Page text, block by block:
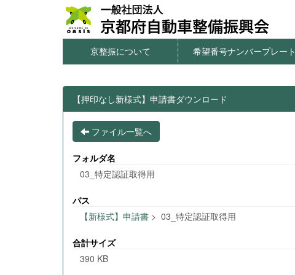
京整振について 希望番号ナンバープレート
【押印なし新様式】申請書ダウンロード
ファイル一覧へ
フォルダ名
03_特定認証取得用
パス
【新様式】申請書 > 03_特定認証取得用
合計サイズ
390 KB